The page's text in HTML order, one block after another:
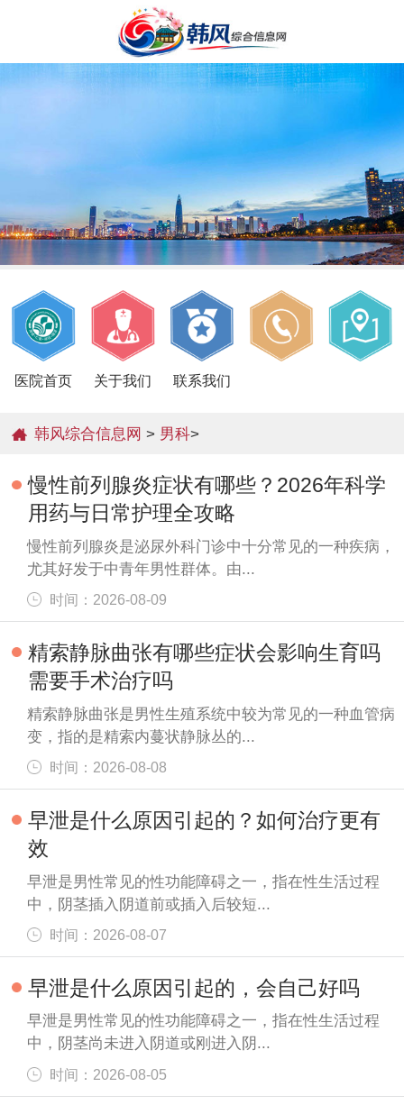
医院首页 关于我们 联系我们
韩风综合信息网 > 男科>
慢性前列腺炎症状有哪些？2026年科学
用药与日常护理全攻略
慢性前列腺炎是泌尿外科门诊中十分常见的一种疾病，
尤其好发于中青年男性群体。由...
时间：2026-08-09
精索静脉曲张有哪些症状会影响生育吗
需要手术治疗吗
精索静脉曲张是男性生殖系统中较为常见的一种血管病
变，指的是精索内蔓状静脉丛的...
时间：2026-08-08
早泄是什么原因引起的？如何治疗更有
效
早泄是男性常见的性功能障碍之一，指在性生活过程
中，阴茎插入阴道前或插入后较短...
时间：2026-08-07
早泄是什么原因引起的，会自己好吗
早泄是男性常见的性功能障碍之一，指在性生活过程
中，阴茎尚未进入阴道或刚进入阴...
时间：2026-08-05